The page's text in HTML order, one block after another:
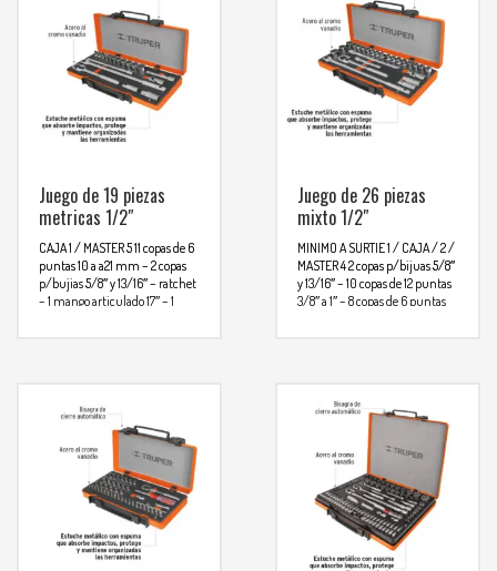
Juego de 19 piezas
metricas 1/2″
CAJA 1 / MASTER 511 copas de 6
puntas 10 a a21 mm – 2 copas
p/bujias 5/8″ y 13/16″ – ratchet
– 1 mango articulado 17″ – 1
WHATSAPP
Juego de 26 piezas
mixto 1/2″
MINIMO A SURTIE 1 / CAJA / 2 /
MASTER 42 copas p/bijuas 5/8″
y 13/16″ – 10 copas de 12 puntas
3/8″ a 1″ – 8 copas de 6 puntas
WHATSAPP 3134392699